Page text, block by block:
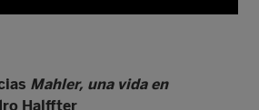
Mahler, una vida en
Halffter